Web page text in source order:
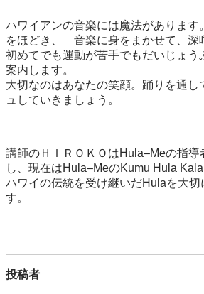
ハワイアンの音楽には魔法があります
をほどき、　音楽に身をまかせて、深
初めてでも運動が苦手でもだいじょう
案内します。
大切なのはあなたの笑顔。踊りを通し
ュしていきましょう。
講師のＨＩＲＯＫＯはHula–Meの指導
し、現在はHula–MeのKumu Hula
ハワイの伝統を受け継いだHulaを大切
す。
投稿者